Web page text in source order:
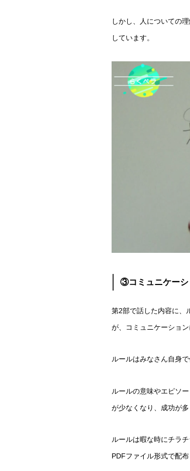
しかし、人についての
しています。
③コミュニケーシ
第2部で話した内容に、
が、コミュニケーショ
ルールはみなさん自身
ルールの意味やエピソ
が少なくなり、成功が多
ルールは暇な時にチラ
PDFファイル形式で配布